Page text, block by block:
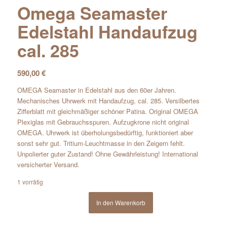
Omega Seamaster
Edelstahl Handaufzug
cal. 285
590,00€
OMEGA Seamaster in Edelstahl aus den 60er Jahren.
Mechanisches Uhrwerk mit Handaufzug, cal. 285. Versilbertes
Zifferblatt mit gleichmäßiger schöner Patina. Original OMEGA
Plexiglas mit Gebrauchsspuren. Aufzugkrone nicht original
OMEGA. Uhrwerk ist überholungsbedürftig, funktioniert aber
sonst sehr gut. Tritium-Leuchtmasse in den Zeigern fehlt.
Unpolierter guter Zustand! Ohne Gewährleistung! International
versicherter Versand.
1 vorrätig
In den Warenkorb